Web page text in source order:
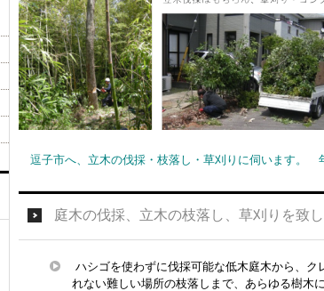
逗子市へ、立木の伐採・枝落し・草刈りに伺います。
庭木の伐採、立木の枝落し、草刈りを
ハシゴを使わずに伐採可能な低木庭木から、
れない難しい場所の枝落しまで、あらゆる樹木